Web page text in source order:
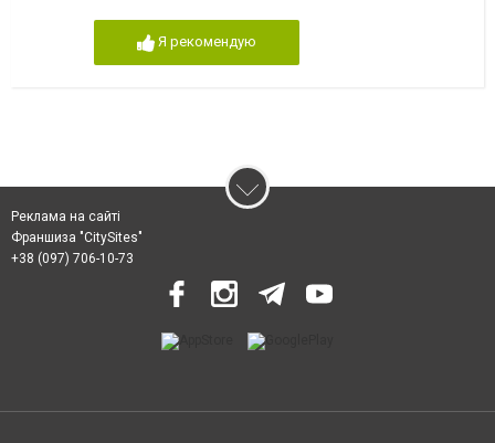
Я рекомендую
Реклама на сайті
Франшиза "CitySites"
+38 (097) 706-10-73